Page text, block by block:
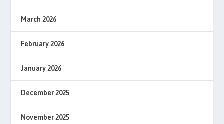
March 2026
February 2026
January 2026
December 2025
November 2025